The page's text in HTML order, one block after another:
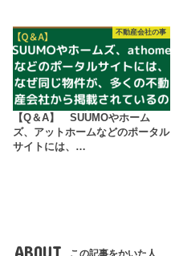
不動産会社の事
【Q＆A】 SUUMOやホーム
ズ、アットホームなどのポータル
サイトには、…
ABOUT